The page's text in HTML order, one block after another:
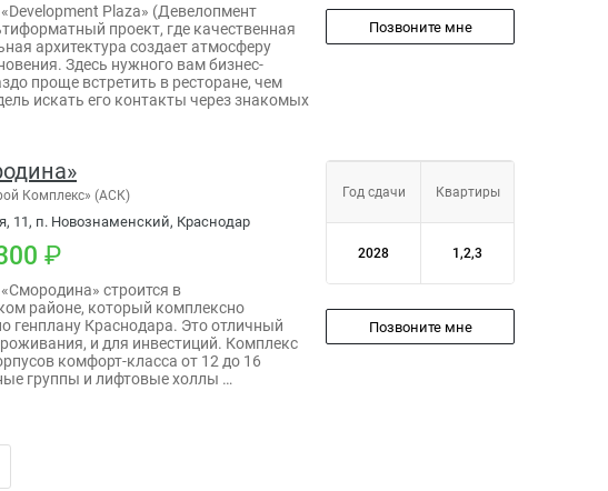
Plaza» (Девелопмент
проект, где качественная
архитектура создает атмосферу
Здесь нужного вам бизнес-
проще встретить в ресторане, чем
искать его контакты через знакомых
Позвоните мне
Комплекс» (АСК)
11, п. Новознаменский, Краснодар
строится в
районе, который комплексно
генплану Краснодара. Это отличный
и для инвестиций. Комплекс
комфорт-класса от 12 до 16
группы и лифтовые холлы …
Год сдачи Квартиры
2028 1,2,3
Позвоните мне